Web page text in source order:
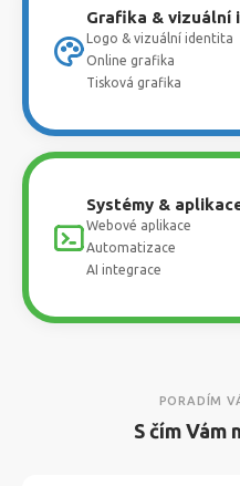
Grafika & vizuální
Logo & vizuální identita
Online grafika
Tisková grafika
Systémy &
Webové aplikace
Automatizace
AI integrace
PORADÍM
S čím Vám